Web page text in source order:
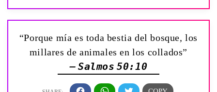
“Porque mía es toda bestia del bosque, los
millares de animales en los collados”
— Salmos 50:10